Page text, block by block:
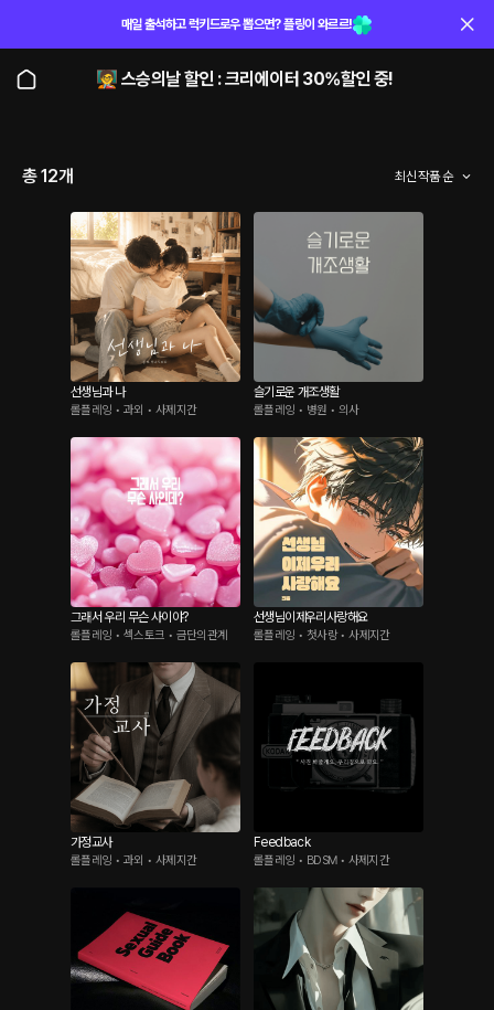
매일 출석하고 럭키드로우 뽑으면? 플링이 와르르!
🧑‍🏫 스승의날 할인 : 크리에이터 30%할인 중!
총 12개 최신 작품 순
선생님과 나
롤플레잉 • 과외 • 사제지간
슬기로운 개조생활
롤플레잉 • 병원 • 의사
그래서 우리 무슨 사이야?
롤플레잉 • 섹스토크 • 금단의관계
선생님이제우리사랑해요
롤플레잉 • 첫사랑 • 사제지간
가정교사
롤플레잉 • 과외 • 사제지간
Feedback
롤플레잉 • BDSM • 사제지간